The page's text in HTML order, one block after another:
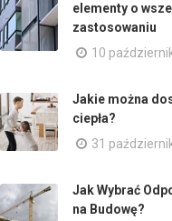
elementy o
zastosowaniu
10
Jakie można
ciepła?
31
Jak Wybrać
na Budowę?